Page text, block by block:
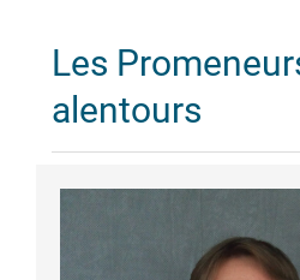
Les
alentours